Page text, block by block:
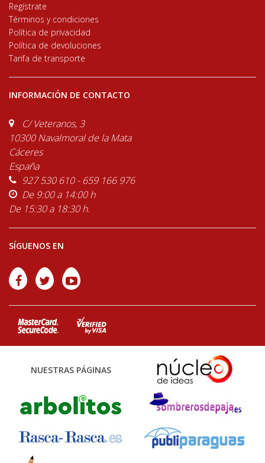
Regístrate
Términos y condiciones
Política de privacidad
Política de devoluciones
Tarifa de transporte
INFORMACIÓN DE CONTACTO
C/ Veteranos, 3
10300 Navalmoral de la Mata
Cáceres
España
927 530 610 - 659 166 976
De 9:00 a 14:00 h
De 15:30 a 18:30 h.
SÍGUENOS EN
NUESTRAS PÁGINAS